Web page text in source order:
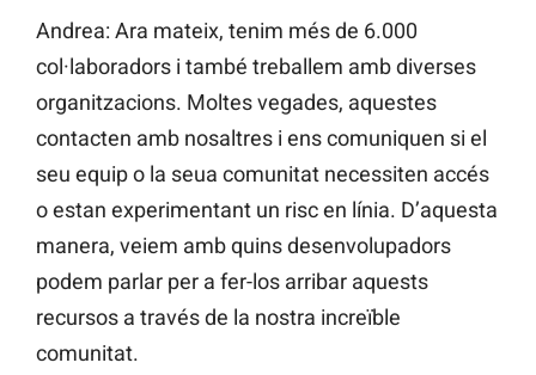
Andrea: Ara mateix, tenim més de 6.000
col·laboradors i també treballem amb diverses
organitzacions. Moltes vegades, aquestes
contacten amb nosaltres i ens comuniquen si el
seu equip o la seua comunitat necessiten accés
o estan experimentant un risc en línia. D’aquesta
manera, veiem amb quins desenvolupadors
podem parlar per a fer-los arribar aquests
recursos a través de la nostra increïble
comunitat.